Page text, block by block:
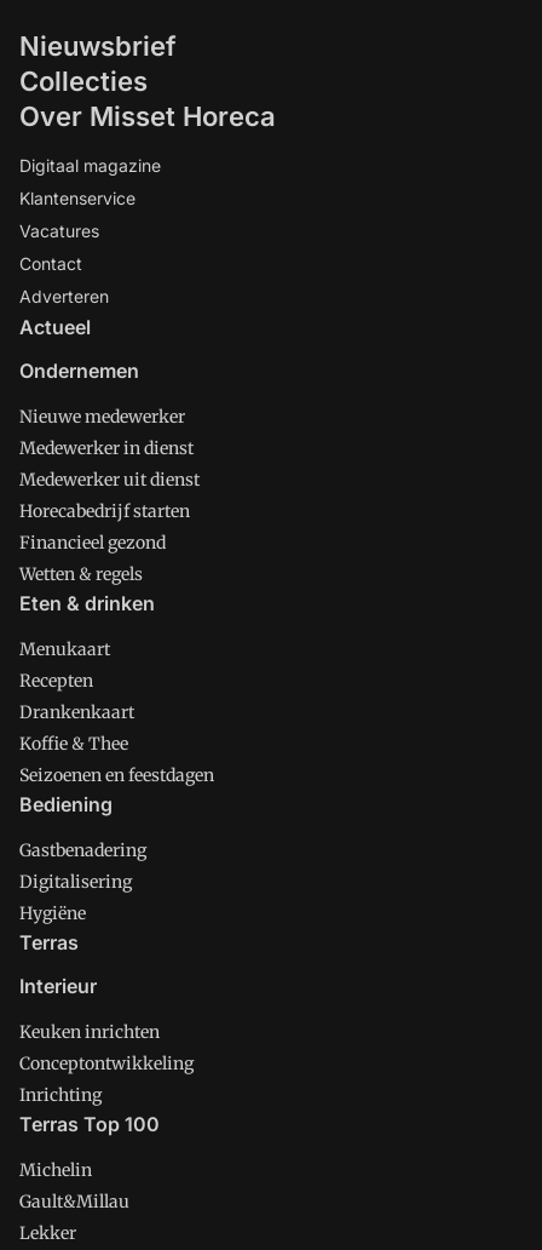
Nieuwsbrief
Collecties
Over Misset Horeca
Digitaal magazine
Klantenservice
Vacatures
Contact
Adverteren
Actueel
Ondernemen
Nieuwe medewerker
Medewerker in dienst
Medewerker uit dienst
Horecabedrijf starten
Financieel gezond
Wetten & regels
Eten & drinken
Menukaart
Recepten
Drankenkaart
Koffie & Thee
Seizoenen en feestdagen
Bediening
Gastbenadering
Digitalisering
Hygiëne
Terras
Interieur
Keuken inrichten
Conceptontwikkeling
Inrichting
Terras Top 100
Michelin
Gault&Millau
Lekker